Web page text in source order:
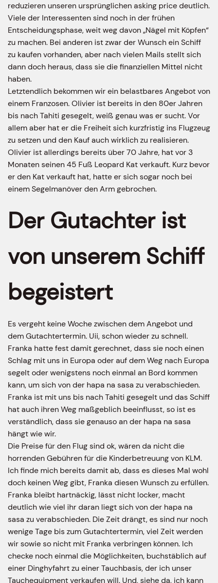
reduzieren unseren ursprünglichen asking price deutlich.
Viele der Interessenten sind noch in der frühen
Entscheidungsphase, weit weg davon „Nägel mit Köpfen“
zu machen. Bei anderen ist zwar der Wunsch ein Schiff
zu kaufen vorhanden, aber nach vielen Mails stellt sich
dann doch heraus, dass sie die finanziellen Mittel nicht
haben.
Letztendlich bekommen wir ein belastbares Angebot von
einem Franzosen. Olivier ist bereits in den 80er Jahren
bis nach Tahiti gesegelt, weiß genau was er sucht. Vor
allem aber hat er die Freiheit sich kurzfristig ins Flugzeug
zu setzen und den Kauf auch wirklich zu realisieren.
Olivier ist allerdings bereits über 70 Jahre, hat vor 3
Monaten seinen 45 Fuß Leopard Kat verkauft. Kurz bevor
er den Kat verkauft hat, hatte er sich sogar noch bei
einem Segelmanöver den Arm gebrochen.
Der Gutachter ist
von unserem Schiff
begeistert
Es vergeht keine Woche zwischen dem Angebot und
dem Gutachtertermin. Uii, schon wieder zu schnell.
Franka hatte fest damit gerechnet, dass sie noch einen
Schlag mit uns in Europa oder auf dem Weg nach Europa
segelt oder wenigstens noch einmal an Bord kommen
kann, um sich von der hapa na sasa zu verabschieden.
Franka ist mit uns bis nach Tahiti gesegelt und das Schiff
hat auch ihren Weg maßgeblich beeinflusst, so ist es
verständlich, dass sie genauso an der hapa na sasa
hängt wie wir.
Die Preise für den Flug sind ok, wären da nicht die
horrenden Gebühren für die Kinderbetreuung von KLM.
Ich finde mich bereits damit ab, dass es dieses Mal wohl
doch keinen Weg gibt, Franka diesen Wunsch zu erfüllen.
Franka bleibt hartnäckig, lässt nicht locker, macht
deutlich wie viel ihr daran liegt sich von der hapa na
sasa zu verabschieden. Die Zeit drängt, es sind nur noch
wenige Tage bis zum Gutachtertermin, viel Zeit werden
wir sowie so nicht mit Franka verbringen können. Ich
checke noch einmal die Möglichkeiten, buchstäblich auf
einer Dinghyfahrt zu einer Tauchbasis, der ich unser
Tauchequipment verkaufen will. Und, siehe da, ich kann